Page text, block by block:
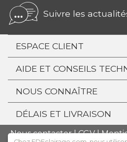
Suivre les
ESPACE CLIENT
AIDE ET CONSEILS
NOUS CONNAÎTRE
DÉLAIS ET LIVRAISON
Nous contacter|CGV|